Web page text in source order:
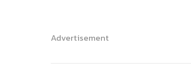
Advertisement